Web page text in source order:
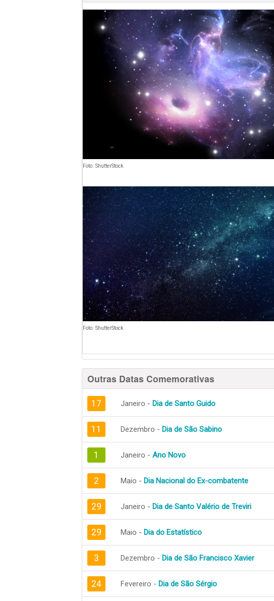
Foto: ShutterStock
Foto: ShutterStock
Outras Datas Comemorativas
17 Janeiro - Dia de Santo Guido
11 Dezembro - Dia de São Sabino
1 Janeiro - Ano Novo
2 Maio - Dia Nacional do Ex-combatente
29 Janeiro - Dia de Santo Valério de Treviri
29 Maio - Dia do Estatístico
3 Dezembro - Dia de São Francisco Xavier
24 Fevereiro - Dia de São Sérgio